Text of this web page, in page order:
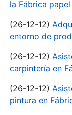
la Fábrica
(26-12-12)
entorno de
(26-12-12)
carpintería en
(26-12-12)
pintura en